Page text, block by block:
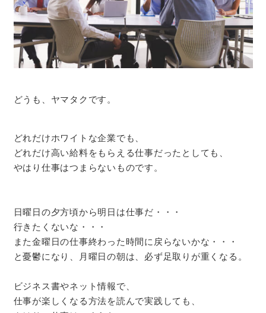
どうも、ヤマタクです。
どれだけホワイトな企業でも、
どれだけ高い給料をもらえる仕事だったとしても、
やはり仕事はつまらないものです。
日曜日の夕方頃から明日は仕事だ・・・
行きたくないな・・・
また金曜日の仕事終わった時間に戻らないかな・・・
と憂鬱になり、月曜日の朝は、必ず足取りが重くなる。
ビジネス書やネット情報で、
仕事が楽しくなる方法を読んで実践しても、